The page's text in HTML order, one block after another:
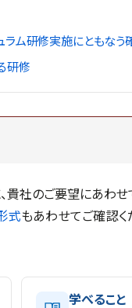
ラム研修実施にともなう
研修
社のご要望にあわせ
式もあわせてご確認く
学べること